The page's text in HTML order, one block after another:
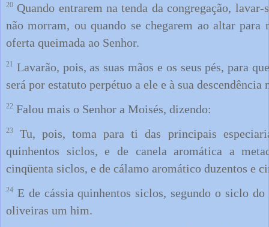
20 Quando entrarem na tenda da congregação, lavar-
não morram, ou quando se chegarem ao altar para
oferta queimada ao Senhor.
21 Lavarão, pois, as suas mãos e os seus pés, para
será por estatuto perpétuo a ele e à sua descendência
22 Falou mais o Senhor a Moisés, dizendo:
23
Tu, pois, toma para ti das principais
quinhentos siclos, e de canela aromática a
cinqüenta siclos, e de cálamo aromático duzentos e
24 E de cássia quinhentos siclos, segundo o siclo
oliveiras um him.